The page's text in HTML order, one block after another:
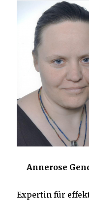
Annerose
Expertin für